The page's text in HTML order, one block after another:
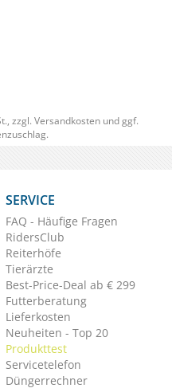
zzgl. Versandkosten und ggf.
SERVICE
FAQ - Häufige Fragen
RidersClub
Reiterhöfe
Tierärzte
Best-Price-Deal ab € 299
Futterberatung
Lieferkosten
Neuheiten - Top 20
Produkttest
Servicetelefon
Düngerrechner